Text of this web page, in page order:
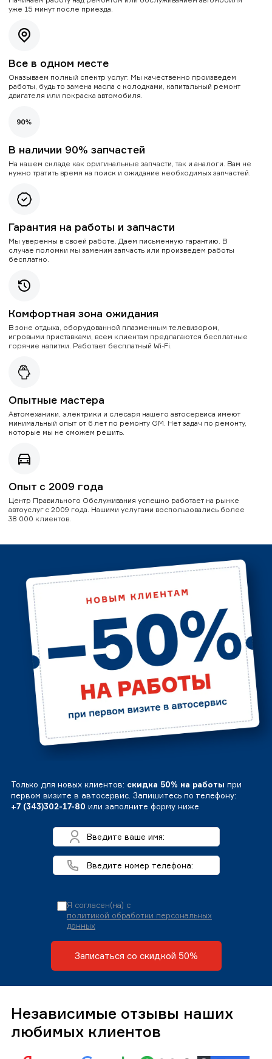
уже 15 минут после приезда.
Все в одном месте
Оказываем полный спектр услуг. Мы качественно произведем
работы, будь то замена масла с колодками, капитальный ремонт
двигателя или покраска автомобиля.
В наличии 90% запчастей
На нашем складе как оригинальные запчасти, так и аналоги. Вам не
нужно тратить время на поиск и ожидание необходимых запчастей.
Гарантия на работы и запчасти
Мы уверенны в своей работе. Даем письменную гарантию. В
случае поломки мы заменим запчасть или произведем работы
бесплатно.
Комфортная зона ожидания
В зоне отдыха, оборудованной плазменным телевизором,
игровыми приставками, всем клиентам предлагаются бесплатные
горячие напитки. Работает бесплатный Wi-Fi.
Опытные мастера
Автомеханики, электрики и слесаря нашего автосервиса имеют
минимальный опыт от 6 лет по ремонту GM. Нет задач по ремонту,
которые мы не сможем решить.
Опыт с 2009 года
Центр Правильного Обслуживания успешно работает на рынке
автоуслуг с 2009 года. Нашими услугами воспользовались более
38 000 клиентов.
Только для новых клиентов: скидка 50% на работы при
первом визите в автосервис. Запишитесь по телефону:
+7 (343)302-17-80 или заполните форму ниже
Я согласен(на) с
политикой обработки персональных
данных
Записаться со скидкой 50%
Независимые отзывы наших
любимых клиентов